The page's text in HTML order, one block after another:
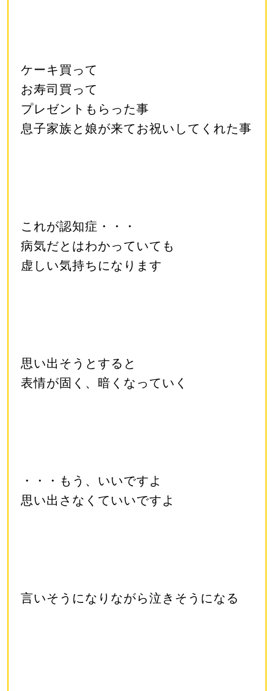
ケーキ買って
お寿司買って
プレゼントもらった事
息子家族と娘が来てお祝いしてくれた事
これが認知症・・・
病気だとはわかっていても
虚しい気持ちになります
思い出そうとすると
表情が固く、暗くなっていく
・・・もう、いいですよ
思い出さなくていいですよ
言いそうになりながら泣きそうになる